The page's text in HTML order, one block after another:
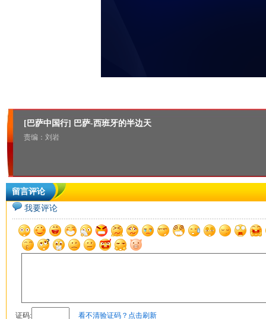
[巴萨中国行] 巴萨-西班牙的半边天
责编：刘岩
留言评论
我要评论
证码: 看不清验证码？点击刷新